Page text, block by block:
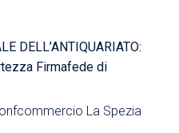
DELL’ANTIQUARIATO:
Firmafede di
La Spezia